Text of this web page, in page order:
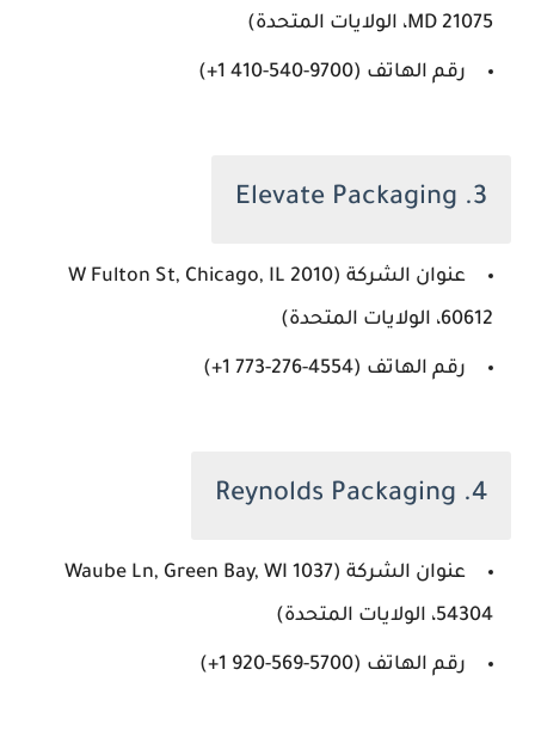
MD 21075، الولايات المتحدة)
رقم الهاتف (‏‪+1 410-540-9700‬‏)
3. Elevate Packaging
عنوان الشركة (2010 W Fulton St, Chicago, IL
60612، الولايات المتحدة)
رقم الهاتف (‏‪+1 773-276-4554‬‏)
4. Reynolds Packaging
عنوان الشركة (1037 Waube Ln, Green Bay, WI
54304، الولايات المتحدة)
رقم الهاتف (‏‪+1 920-569-5700‬‏)